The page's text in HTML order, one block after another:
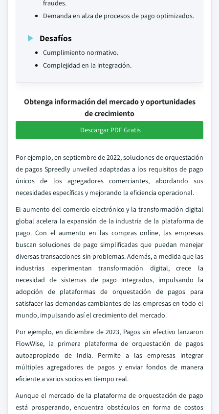
fraudes.
Demanda en alza de procesos de pago optimizados.
Desafíos
Cumplimiento normativo.
Complejidad en la integración.
Obtenga información del mercado y oportunidades
de crecimiento
Descargar PDF Gratis
Por ejemplo, en septiembre de 2022, soluciones de orquestación
de pagos Spreedly unveiled adaptadas a los requisitos de pago
únicos de los agregadores comerciantes, abordando sus
necesidades específicas y mejorando la eficiencia operacional.
El aumento del comercio electrónico y la transformación digital
global acelera la expansión de la industria de la plataforma de
pago. Con el aumento en las compras online, las empresas
buscan soluciones de pago simplificadas que puedan manejar
diversas transacciones sin problemas. Además, a medida que las
industrias experimentan transformación digital, crece la
necesidad de sistemas de pago integrados, impulsando la
adopción de plataformas de orquestación de pagos para
satisfacer las demandas cambiantes de las empresas en todo el
mundo, impulsando así el crecimiento del mercado.
Por ejemplo, en diciembre de 2023, Pagos sin efectivo lanzaron
FlowWise, la primera plataforma de orquestación de pagos
autoapropiado de India. Permite a las empresas integrar
múltiples agregadores de pagos y enviar fondos de manera
eficiente a varios socios en tiempo real.
Aunque el mercado de la plataforma de orquestación de pago
está prosperando, encuentra obstáculos en forma de costos